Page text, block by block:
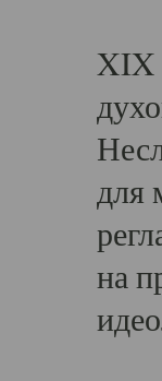
XIX
для
на